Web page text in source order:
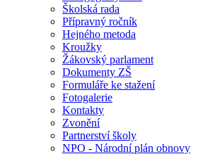
Školská rada
Přípravný ročník
Hejného metoda
Kroužky
Žákovský parlament
Dokumenty ZŠ
Formuláře ke stažení
Fotogalerie
Kontakty
Zvonění
Partnerství školy
NPO - Národní plán obnovy